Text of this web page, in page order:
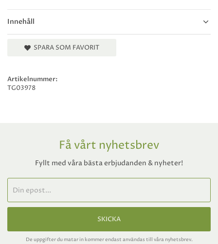
Innehåll
SPARA SOM FAVORIT
Artikelnummer:
TG03978
Få vårt nyhetsbrev
Fyllt med våra bästa erbjudanden & nyheter!
SKICKA
De uppgifter du matar in kommer endast användas till våra nyhetsbrev.